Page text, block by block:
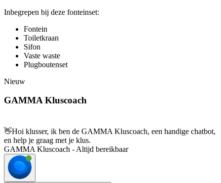
Inbegrepen bij deze fonteinset:
Fontein
Toiletkraan
Sifon
Vaste waste
Plugboutenset
Nieuw
GAMMA Kluscoach
👋Hoi klusser, ik ben de GAMMA Kluscoach, een handige chatbot,
en help je graag met je klus.
GAMMA Kluscoach - Altijd bereikbaar